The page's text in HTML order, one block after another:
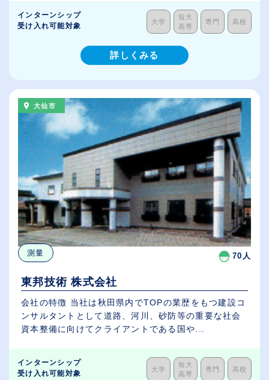
インターンシップ
受け入れ可能対象
大学
短大
高専
専門 高校
詳しくみる
大仙市
測量 70人
東邦技術 株式会社
会社の特徴 当社は秋田県内でTOPの業歴をもつ建設コ
ンサルタントとして道路、河川、砂防等の重要な社会
資本整備に向けてクライアントである国や...
インターンシップ
受け入れ可能対象
大学
短大
高専
専門 高校